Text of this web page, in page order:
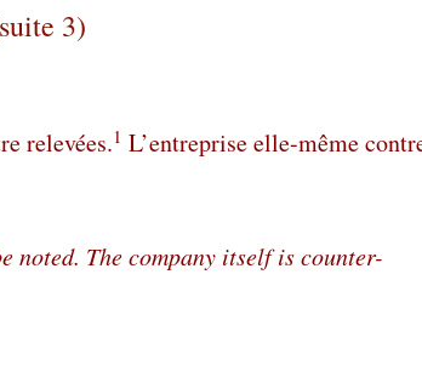
3)
relevées.1 L’entreprise elle-même
noted. The company itself is counter-